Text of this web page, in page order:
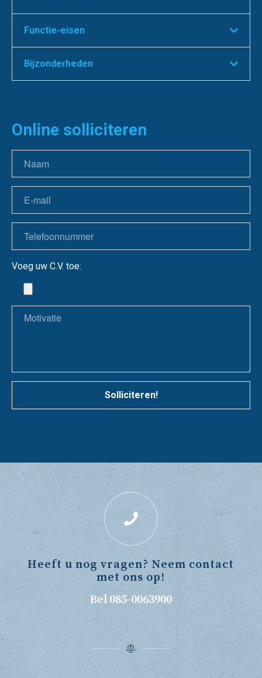
Functie-eisen
Bijzonderheden
Online solliciteren
Voeg uw C.V. toe:
Solliciteren!
Heeft u nog vragen? Neem contact
met ons op!
Bel 085-0063900